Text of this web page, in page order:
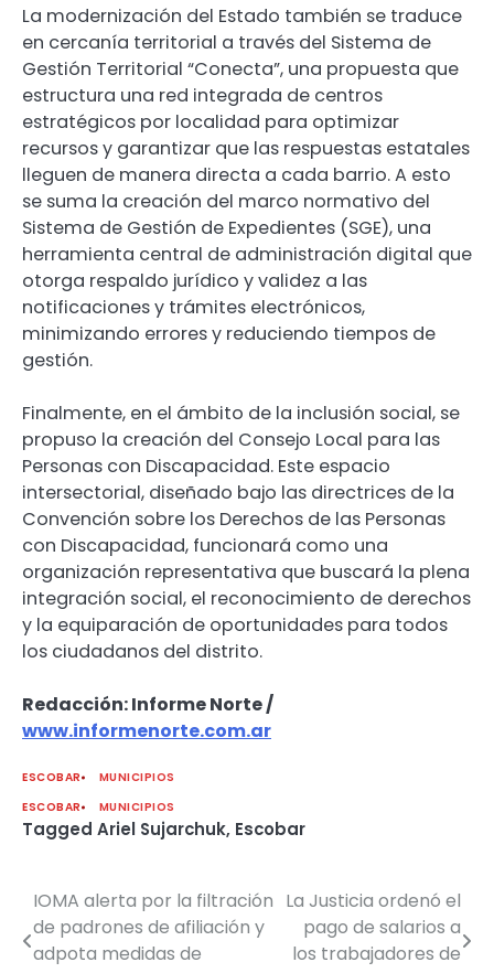
La modernización del Estado también se traduce
en cercanía territorial a través del Sistema de
Gestión Territorial “Conecta”, una propuesta que
estructura una red integrada de centros
estratégicos por localidad para optimizar
recursos y garantizar que las respuestas estatales
lleguen de manera directa a cada barrio. A esto
se suma la creación del marco normativo del
Sistema de Gestión de Expedientes (SGE), una
herramienta central de administración digital que
otorga respaldo jurídico y validez a las
notificaciones y trámites electrónicos,
minimizando errores y reduciendo tiempos de
gestión.
Finalmente, en el ámbito de la inclusión social, se
propuso la creación del Consejo Local para las
Personas con Discapacidad. Este espacio
intersectorial, diseñado bajo las directrices de la
Convención sobre los Derechos de las Personas
con Discapacidad, funcionará como una
organización representativa que buscará la plena
integración social, el reconocimiento de derechos
y la equiparación de oportunidades para todos
los ciudadanos del distrito.
Redacción: Informe Norte /
www.informenorte.com.ar
ESCOBAR
MUNICIPIOS
ESCOBAR
MUNICIPIOS
Tagged Ariel Sujarchuk, Escobar
Navegación
de
IOMA alerta por la filtración
de padrones de afiliación y
adpota medidas de
La Justicia ordenó el
pago de salarios a
los trabajadores de